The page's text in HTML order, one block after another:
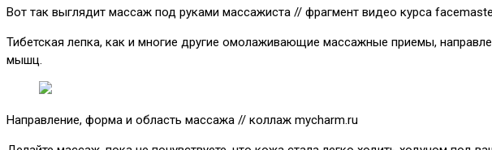
Вот так выглядит массаж под руками массажиста // фрагмент видео курса
Тибетская лепка, как и многие другие омолаживающие массажные приемы,
мышц.
Направление, форма и область массажа // коллаж mycharm.ru